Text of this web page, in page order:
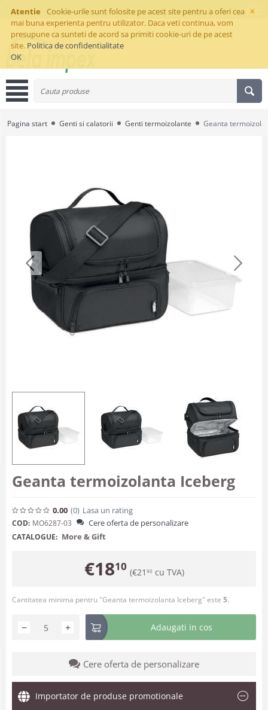
×
Atentie
Cookie-urile sunt folosite pe acest site pentru a oferi cea
mai buna experienta pentru utilizator. Daca veti continua, vom
presupune ca sunteti de acord sa primiti cookie-uri de pe acest
site. Politica de confidentialitate
OK
Pagina start Genti si calatorii Genti termoizolante Geanta
Geanta termoizolanta Iceberg
0.00 (0) Lasa un rating
COD: MO6287-03 Cere oferta de personalizare
CATALOGUE: More & Gift
€1810 (€21 90 cu TVA)
Cantitatea minima pentru "Geanta termoizolanta Iceberg" este 5.
+
− Adaugati in cos
Cere oferta de personalizare
Importator de produse promotionale